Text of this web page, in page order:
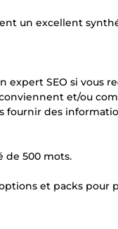
un excellent
expert SEO si vous
et/ou
fournir des
de 500 mots.
et packs pour